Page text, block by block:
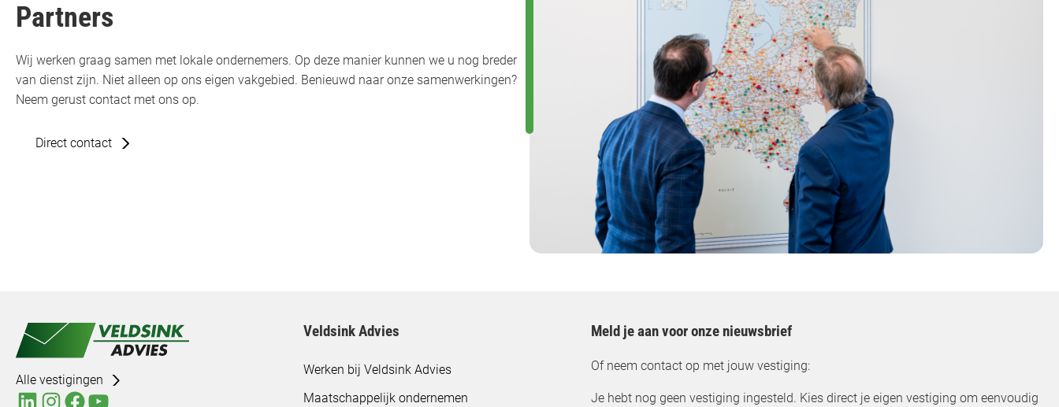
Partners
Wij werken graag samen met lokale ondernemers. Op deze manier kunnen we u nog breder
van dienst zijn. Niet alleen op ons eigen vakgebied. Benieuwd naar onze samenwerkingen?
Neem gerust contact met ons op.
Direct contact
Alle vestigingen
Veldsink Advies
Werken bij Veldsink Advies
Maatschappelijk ondernemen
Meld je aan voor onze nieuwsbrief
Of neem contact op met jouw vestiging:
Je hebt nog geen vestiging ingesteld. Kies direct je eigen vestiging om eenvoudig